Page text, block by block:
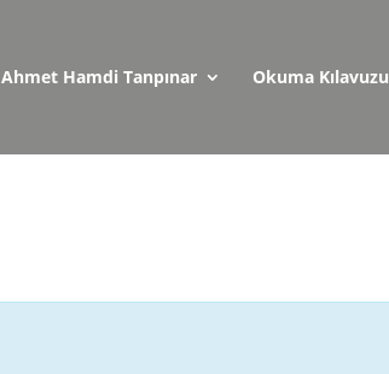
Ahmet Hamdi Tanpınar Okuma Kılavuzu